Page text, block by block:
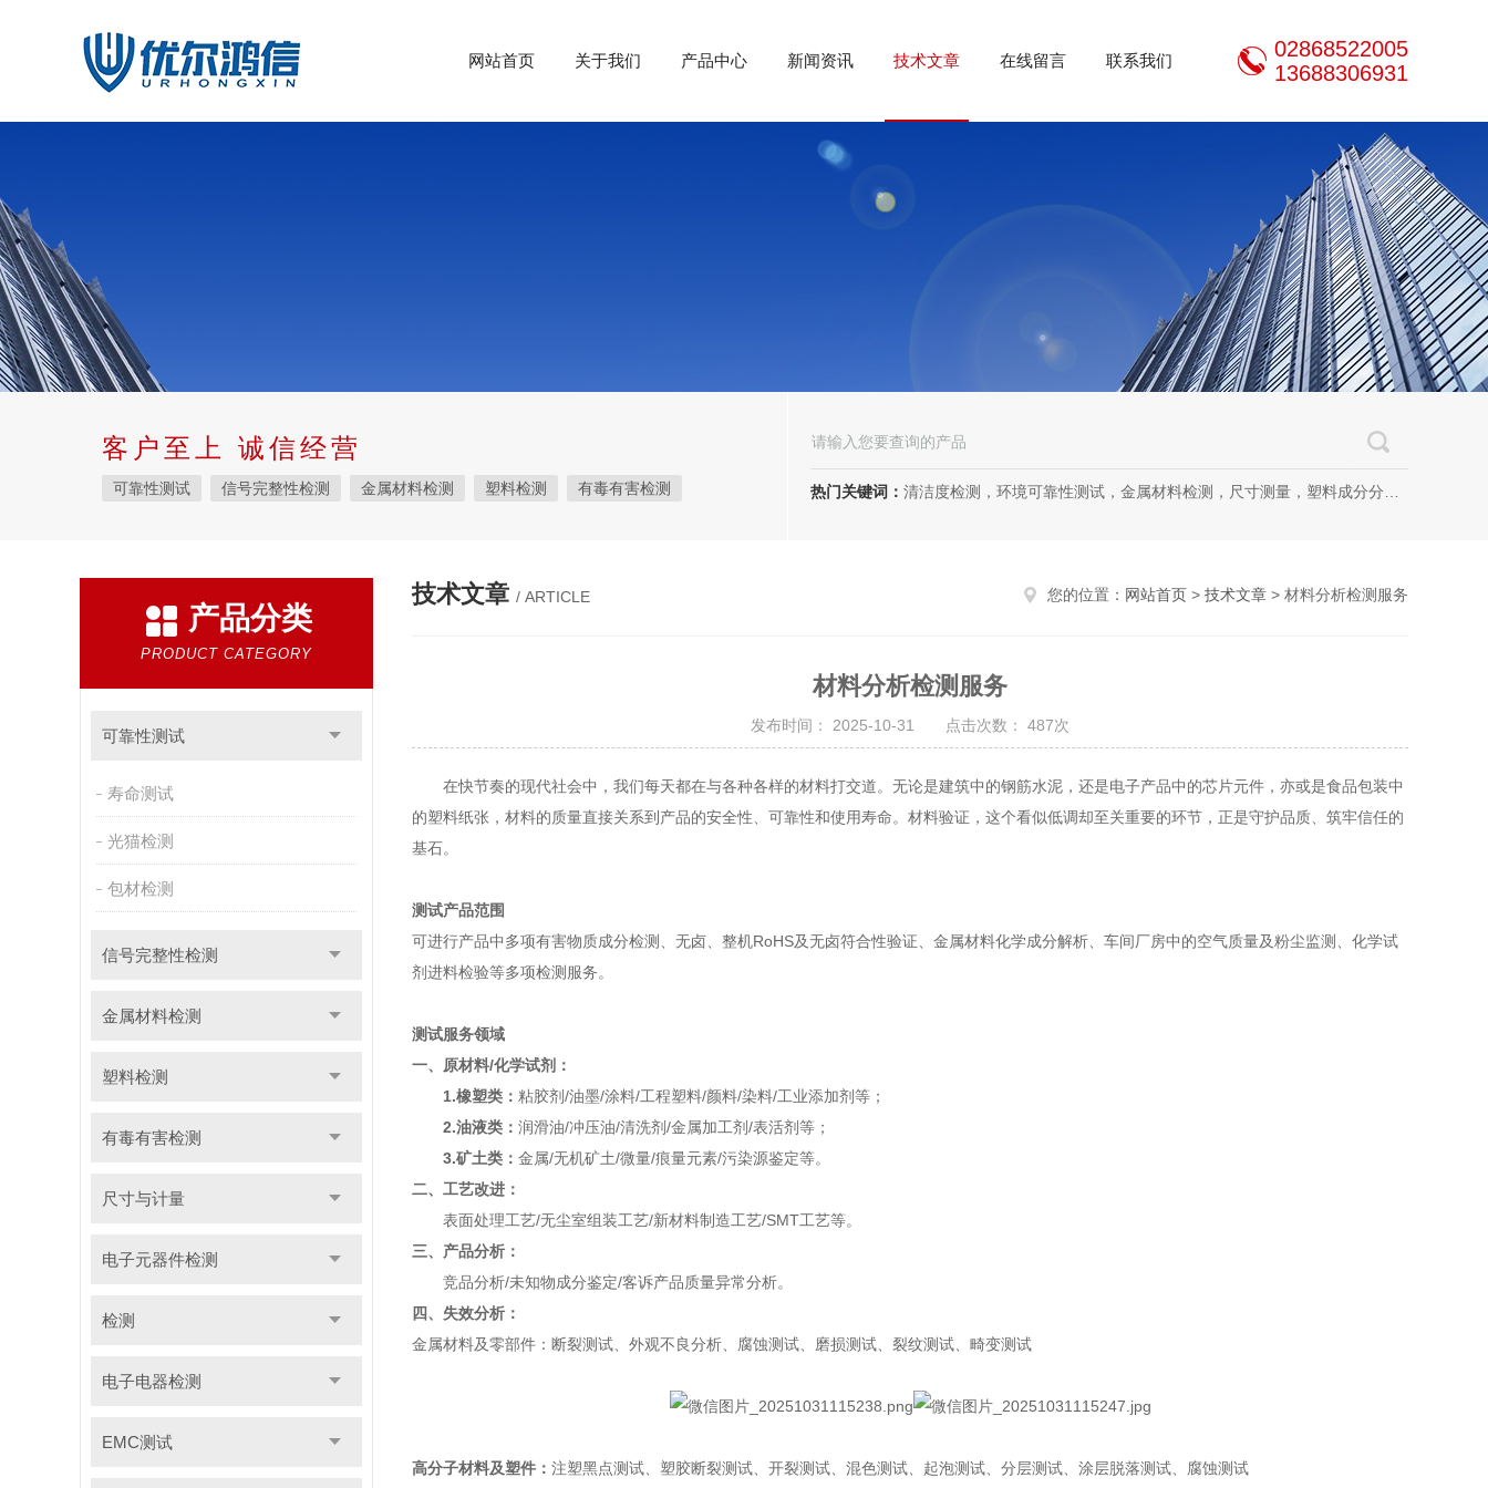
网站首页 关于我们 产品中心 新闻资讯 技术文章 在线留言 联系我们
02868522005
13688306931
客户至上 诚信经营
可靠性测试 信号完整性检测 金属材料检测 塑料检测 有毒有害检测 热门关键词： 清洁度检测，环境可靠性测试，金属材料检测，尺寸测量，塑料成分分析，成都检测中心，第三方检测，汽车零部件检测，电子电气检测
产品分类
PRODUCT CATEGORY
可靠性测试
寿命测试
光猫检测
包材检测
信号完整性检测
金属材料检测
塑料检测
有毒有害检测
尺寸与计量
电子元器件检测
检测
电子电器检测
EMC测试
技术文章 / ARTICLE 您的位置： 网站首页 > 技术文章 > 材料分析检测服务
材料分析检测服务
发布时间： 2025-10-31 点击次数： 487次
在快节奏的现代社会中，我们每天都在与各种各样的材料打交道。无论是建筑中的钢筋水泥，还是电子产品中的芯片元件，亦或是食品包装中
的塑料纸张，材料的质量直接关系到产品的安全性、可靠性和使用寿命。材料验证，这个看似低调却至关重要的环节，正是守护品质、筑牢信任的
基石。
测试产品范围
可进行产品中多项有害物质成分检测、无卤、整机RoHS及无卤符合性验证、金属材料化学成分解析、车间厂房中的空气质量及粉尘监测、化学试
剂进料检验等多项检测服务。
测试服务领域
一、原材料/化学试剂：
1.橡塑类： 粘胶剂/油墨/涂料/工程塑料/颜料/染料/工业添加剂等；
2.油液类： 润滑油/冲压油/清洗剂/金属加工剂/表活剂等；
3.矿土类： 金属/无机矿土/微量/痕量元素/污染源鉴定等。
二、工艺改进：
表面处理工艺/无尘室组装工艺/新材料制造工艺/SMT工艺等。
三、产品分析：
竞品分析/未知物成分鉴定/客诉产品质量异常分析。
四、失效分析：
金属材料及零部件：断裂测试、外观不良分析、腐蚀测试、磨损测试、裂纹测试、畸变测试
高分子材料及塑件： 注塑黑点测试、塑胶断裂测试、开裂测试、混色测试、起泡测试、分层测试、涂层脱落测试、腐蚀测试